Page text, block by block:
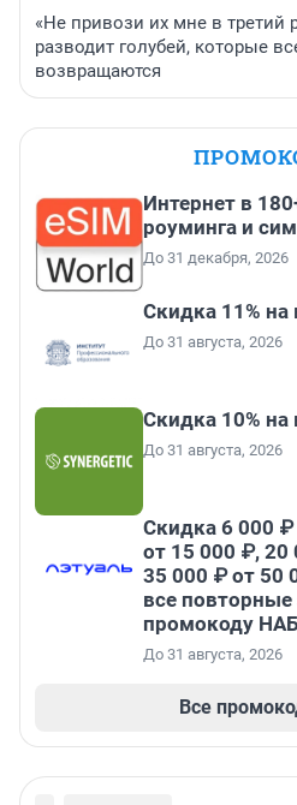
«Не привози их мне в третий
разводит голубей, которые
возвращаются
Интернет в
роуминга и
До 31 декабря, 2026
Скидка 11% на
До 31 августа, 2026
Скидка 10% на
До 31 августа, 2026
Скидка 6 000
от 15 000 ₽, 20
35 000 ₽ от 50
все
промокоду
До 31 августа, 2026
Все